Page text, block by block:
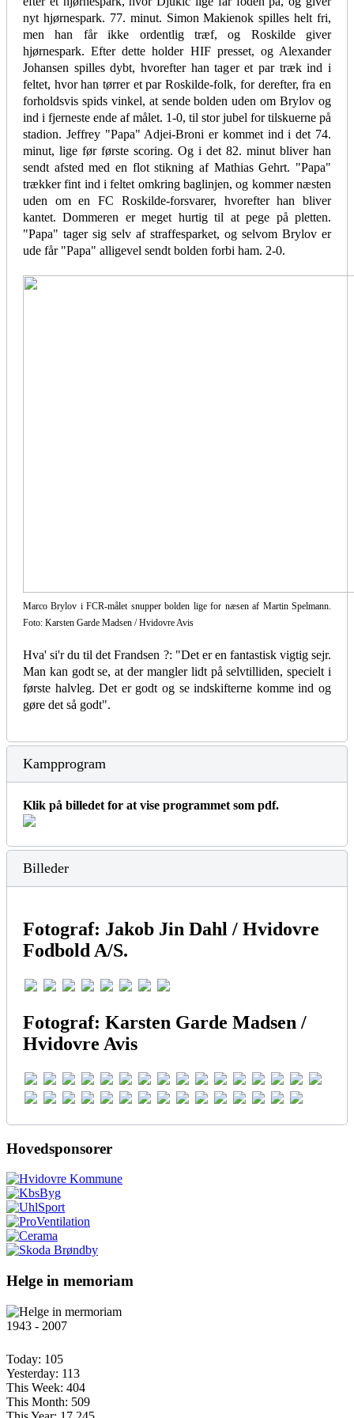
nyt hjørnespark. 77. minut. Simon Makienok spilles helt fri,
men han får ikke ordentlig træf, og Roskilde giver
hjørnespark. Efter dette holder HIF presset, og Alexander
Johansen spilles dybt, hvorefter han tager et par træk ind i
feltet, hvor han tørrer et par Roskilde-folk, for derefter, fra en
forholdsvis spids vinkel, at sende bolden uden om Brylov og
ind i fjerneste ende af målet. 1-0, til stor jubel for tilskuerne på
stadion. Jeffrey "Papa" Adjei-Broni er kommet ind i det 74.
minut, lige før første scoring. Og i det 82. minut bliver han
sendt afsted med en flot stikning af Mathias Gehrt. "Papa"
trækker fint ind i feltet omkring baglinjen, og kommer næsten
uden om en FC Roskilde-forsvarer, hvorefter han bliver
kantet. Dommeren er meget hurtig til at pege på pletten.
"Papa" tager sig selv af straffesparket, og selvom Brylov er
ude får "Papa" alligevel sendt bolden forbi ham. 2-0.
Marco Brylov i FCR-målet snupper bolden lige for næsen af Martin Spelmann.
Foto: Karsten Garde Madsen / Hvidovre Avis
Hva' si'r du til det Frandsen ?: "Det er en fantastisk vigtig sejr.
Man kan godt se, at der mangler lidt på selvtilliden, specielt i
første halvleg. Det er godt og se indskifterne komme ind og
gøre det så godt".
Kampprogram
Klik på billedet for at vise programmet som pdf.
Billeder
Fotograf: Jakob Jin Dahl / Hvidovre
Fodbold A/S.
Fotograf: Karsten Garde Madsen /
Hvidovre Avis
Hovedsponsorer
Helge in memoriam
1943 - 2007
Today: 105
Yesterday: 113
This Week: 404
This Month: 509